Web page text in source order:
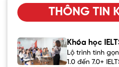
THÔNG TIN
Khóa học
Lộ trình tinh
1.0 đến 7.0+